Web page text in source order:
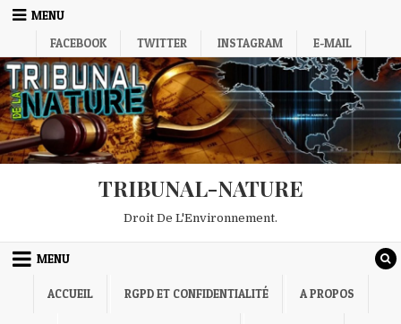
Skip
MENU
FACEBOOK
TWITTER INSTAGRAM E-MAIL
TRIBUNAL-NATURE
Droit De L'Environnement.
MENU
ACCUEIL RGPD ET CONFIDENTIALITÉ A PROPOS